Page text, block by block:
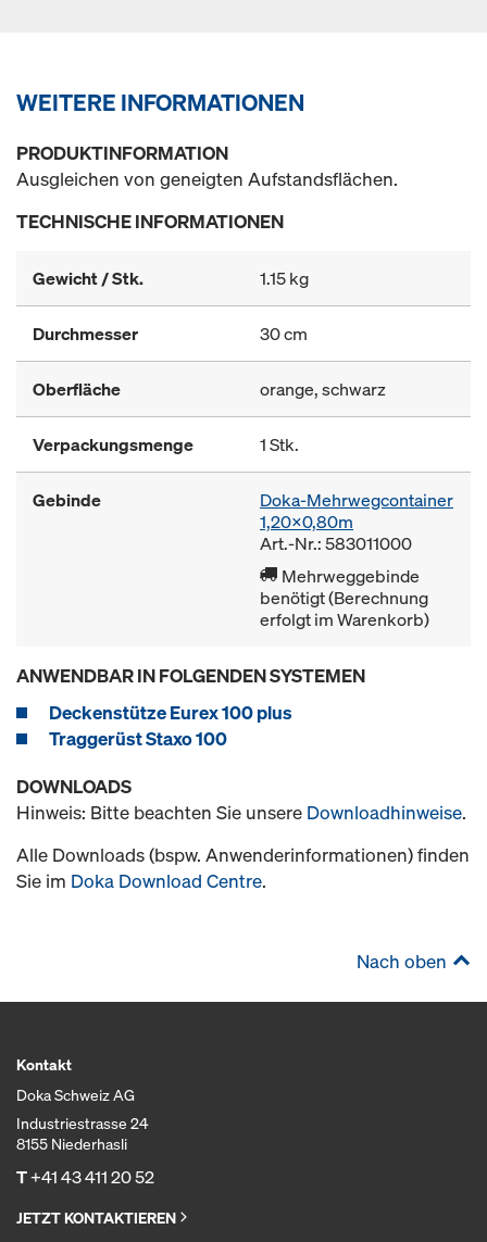
WEITERE INFORMATIONEN
PRODUKTINFORMATION
Ausgleichen von geneigten Aufstandsflächen.
TECHNISCHE INFORMATIONEN
Gewicht / Stk. 1.15 kg
Durchmesser 30 cm
Oberfläche orange, schwarz
Verpackungsmenge 1 Stk.
Gebinde
Doka-Mehrwegcontainer
1,20x0,80m
Art.-Nr.: 583011000
Mehrweggebinde
benötigt (Berechnung
erfolgt im Warenkorb)
ANWENDBAR IN FOLGENDEN SYSTEMEN
Deckenstütze Eurex 100 plus
Traggerüst Staxo 100
DOWNLOADS
Hinweis: Bitte beachten Sie unsere Downloadhinweise.
Alle Downloads (bspw. Anwenderinformationen) finden
Sie im Doka Download Centre.
Nach oben
Kontakt
Doka Schweiz AG
Industriestrasse 24
8155 Niederhasli
T+41 43 411 20 52
JETZT KONTAKTIEREN